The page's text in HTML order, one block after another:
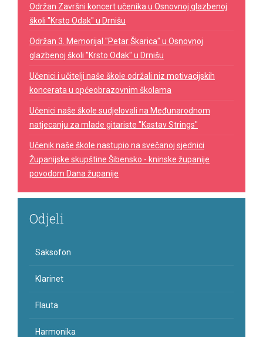
Održan Završni koncert učenika u Osnovnoj glazbenoj
školi "Krsto Odak" u Drnišu
Održan 3. Memorijal "Petar Škarica" u Osnovnoj
glazbenoj školi "Krsto Odak" u Drnišu
Učenici i učitelji naše škole održali niz motivacijskih
koncerata u općeobrazovnim školama
Učenici naše škole sudjelovali na Međunarodnom
natjecanju za mlade gitariste "Kastav Strings"
Učenik naše škole nastupio na svečanoj sjednici
Županijske skupštine Šibensko - kninske županije
povodom Dana županije
Odjeli
Saksofon
Klarinet
Flauta
Harmonika